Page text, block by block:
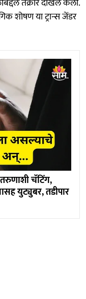
शोषण या ट्रान्स जेंडर
चॅटिंग,
युट्युबर, तडीपार